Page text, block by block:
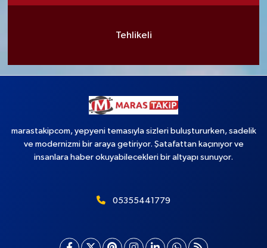
Tehlikeli
marastakipcom, yepyeni temasıyla sizleri buluştururken, sadelik
ve modernizmi bir araya getiriyor. Şatafattan kaçınıyor ve
insanlara haber okuyabilecekleri bir altyapı sunuyor.
05355441779